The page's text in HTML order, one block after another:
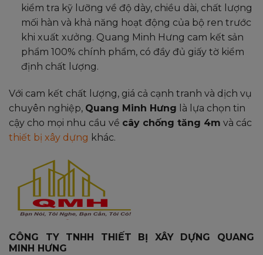
kiểm tra kỹ lưỡng về độ dày, chiều dài, chất lượng
mối hàn và khả năng hoạt động của bộ ren trước
khi xuất xưởng. Quang Minh Hưng cam kết sản
phẩm 100% chính phẩm, có đầy đủ giấy tờ kiểm
định chất lượng.
Với cam kết chất lượng, giá cả cạnh tranh và dịch vụ
chuyên nghiệp, Quang Minh Hưng là lựa chọn tin
cậy cho mọi nhu cầu về cây chống tăng 4m và các
thiết bị xây dựng khác.
CÔNG TY TNHH THIẾT BỊ XÂY DỰNG QUANG
MINH HƯNG